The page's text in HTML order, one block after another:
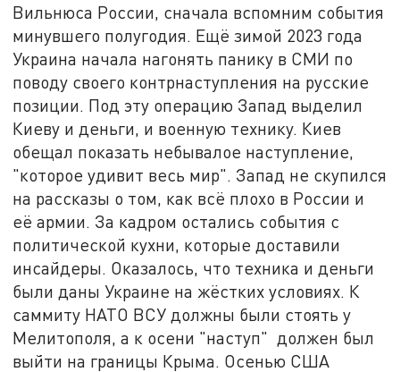
Вильнюса России, сначала вспомним события
минувшего полугодия. Ещё зимой 2023 года
Украина начала нагонять панику в СМИ по
поводу своего контрнаступления на русские
позиции. Под эту операцию Запад выделил
Киеву и деньги, и военную технику. Киев
обещал показать небывалое наступление,
"которое удивит весь мир". Запад не скупился
на рассказы о том, как всё плохо в России и
её армии. За кадром остались события с
политической кухни, которые доставили
инсайдеры. Оказалось, что техника и деньги
были даны Украине на жёстких условиях. К
саммиту НАТО ВСУ должны были стоять у
Мелитополя, а к осени "наступ" должен был
выйти на границы Крыма. Осенью США